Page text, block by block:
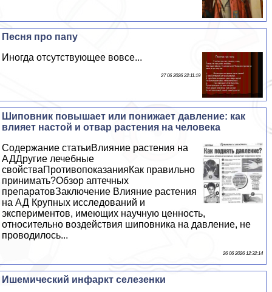
Песня про папу
Иногда отсутствующее вовсе...
27 06 2026 22:11:19
Шиповник повышает или понижает давление: как
влияет настой и отвар растения на человека
Содержание статьиВлияние растения на
АДДругие лечебные
свойстваПротивопоказанияКак правильно
принимать?Обзор аптечных
препаратовЗаключение Влияние растения
на АД Крупных исследований и
экспериментов, имеющих научную ценность,
относительно воздействия шиповника на давление, не
проводилось...
26 06 2026 12:32:14
Ишемический инфаркт селезенки